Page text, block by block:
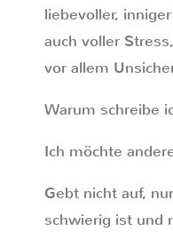
liebevoller,
auch voller
vor allem
Warum schreibe
Ich möchte
Gebt nicht auf,
schwierig ist und